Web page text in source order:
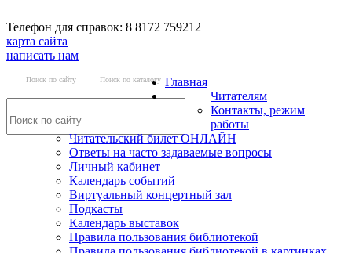
Телефон для справок: 8 8172 759212
карта сайта
написать нам
Поиск по сайту Поиск по каталогу Главная
Читателям
Контакты, режим
работы
Читательский билет ОНЛАЙН
Ответы на часто задаваемые вопросы
Личный кабинет
Календарь событий
Виртуальный концертный зал
Подкасты
Календарь выставок
Правила пользования библиотекой